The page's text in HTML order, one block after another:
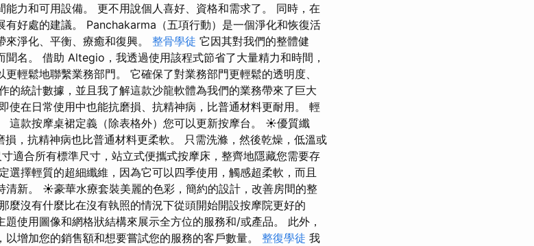
力和可用設備。 更不用說個人喜好、資格和需求了。 同時，在
有好處的建議。 Panchakarma（五項行動）是一個淨化和恢復活
淨化、平衡、療癒和復興。 整骨學徒 它因其對我們的整體健
聞名。 借助 Altegio，我透過使用該程式節省了大量精力和時間，
輕鬆地聯繫業務部門。 它確保了對業務部門更輕鬆的透明度、
的統計數據，並且我了解這款沙龍軟體為我們的業務帶來了巨大
使在日常使用中也能抗磨損、抗精神病，比普通材料更耐用。 輕
這款按摩桌裙定義（除表格外）您可以更新按摩台。 ☀優質纖
，抗精神病也比普通材料更柔軟。 只需洗滌，然後乾燥，低溫或
適合所有標準尺寸，站立式便攜式按摩床，整齊地隱藏您需要存
選擇輕質的超細纖維，因為它可以四季使用，觸感超柔軟，而且
清新。 ☀豪華水療套裝美麗的色彩，簡約的設計，改善房間的整
麼沒有什麼比在沒有執照的情況下從頭開始開設按摩院更好的
使用圖像和網格狀結構來展示全方位的服務和/或產品。 此外，
增加您的銷售額和想要嘗試您的服務的客戶數量。 整復學徒 我